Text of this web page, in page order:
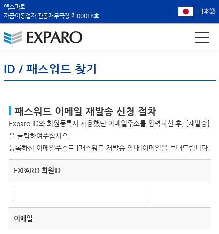
엑스파로
자금이동업자 관동재무국장 제00018호
日本語
ID / 패스워드 찾기
패스워드 이메일 재발송 신청 절차
Exparo ID와 회원등록시 사용했던 이메일주소를 입력하신 후, [재발송]
을 클릭하여주십시오.
등록하신 이메일주소로 [패스워드 재발송 안내]이메일을 보내드립니다.
EXPARO 회원ID
이메일